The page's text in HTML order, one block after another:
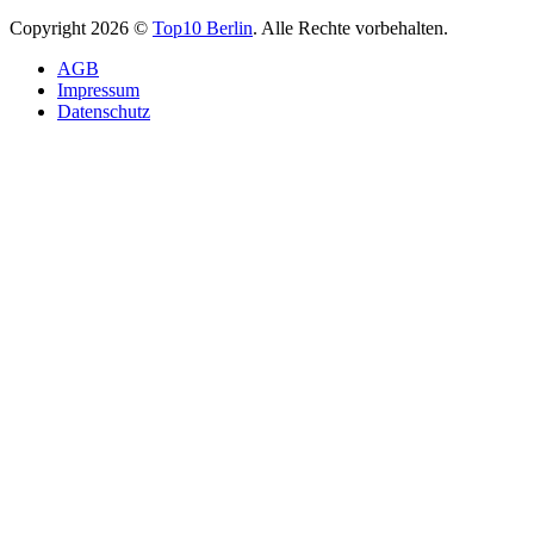
Copyright 2026 © Top10 Berlin. Alle Rechte vorbehalten.
AGB
Impressum
Datenschutz